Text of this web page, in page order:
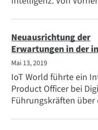
Anwendungen
veränderte
Infrastruktur, die IoT
Neuausrichtung der
Erwartungen in der
Mai 13, 2019
IoT World führte ein
Product Officer bei
Führungskräften